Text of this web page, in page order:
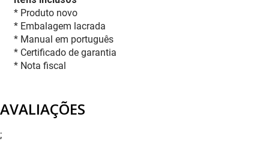
* Produto novo
* Embalagem lacrada
* Manual em português
* Certificado de garantia
* Nota fiscal
AVALIAÇÕES
;